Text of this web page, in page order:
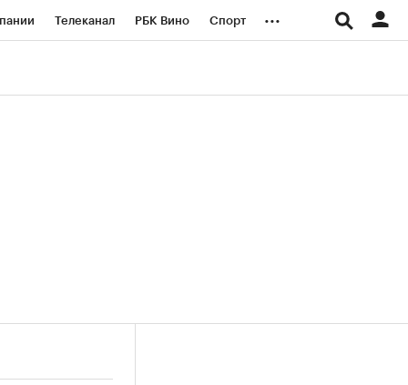
Телеканал РБК Вино Спорт ...